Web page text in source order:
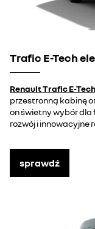
Trafic E-Tech
Renault Trafic E-
przestronną kabinę
on świetny wybór
rozwój i innowacyjne
sprawdź